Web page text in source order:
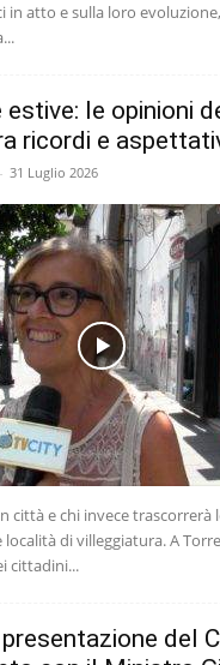
in atto e sulla loro
estive: le opinioni
ricordi e
- 31 Luglio 2026
città e chi invece trascorrerà
di villeggiatura. A
cittadini...
del